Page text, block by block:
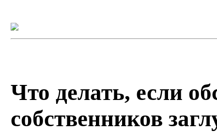
Что делать, если
собственников